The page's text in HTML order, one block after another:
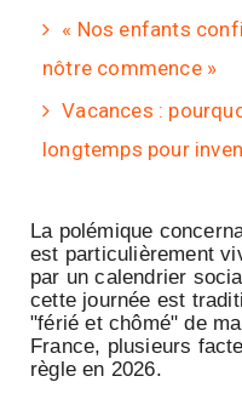
« Nos enfants
nôtre commence »
Vacances :
longtemps pour
La polémique
est particulièrement
par un calendrier
cette journée est
"férié et chômé" de
France, plusieurs
règle en 2026.